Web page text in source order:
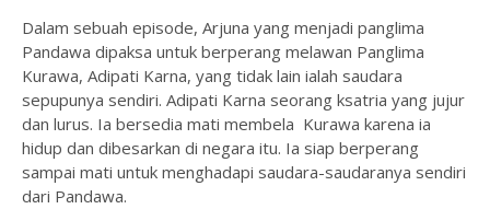
Dalam sebuah episode, Arjuna yang menjadi panglima
Pandawa dipaksa untuk berperang melawan Panglima
Kurawa, Adipati Karna, yang tidak lain ialah saudara
sepupunya sendiri. Adipati Karna seorang ksatria yang jujur
dan lurus. Ia bersedia mati membela Kurawa karena ia
hidup dan dibesarkan di negara itu. Ia siap berperang
sampai mati untuk menghadapi saudara-saudaranya sendiri
dari Pandawa.